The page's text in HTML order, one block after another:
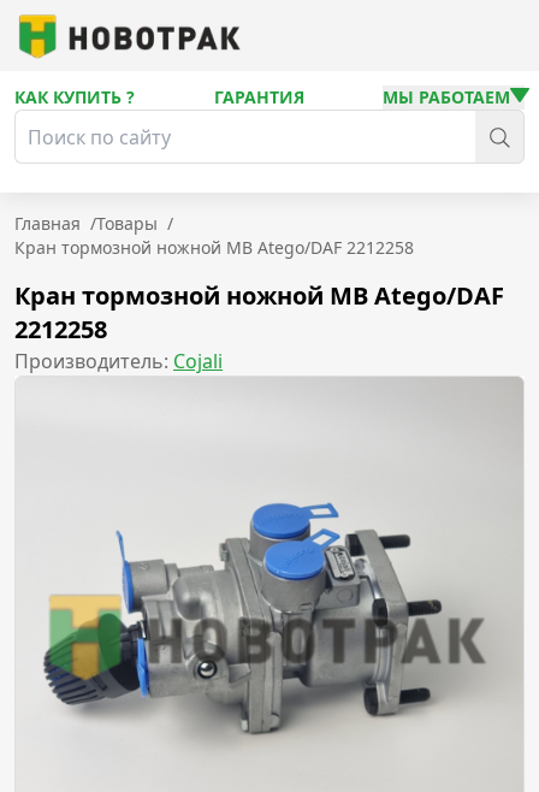
КАК КУПИТЬ ? ГАРАНТИЯ МЫ РАБОТАЕМ
Главная /Товары /
Кран тормозной ножной MB Atego/DAF 2212258
Кран тормозной ножной MB Atego/DAF
2212258
Производитель: Cojali